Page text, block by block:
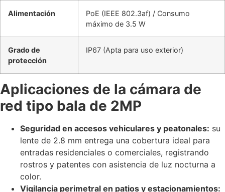
Alimentación
PoE (IEEE 802.3af) / Consumo
máximo de 3.5 W
Grado de
protección
IP67 (Apta para uso exterior)
Aplicaciones de la cámara de
red tipo bala de 2MP
Seguridad en accesos vehiculares y peatonales: su
lente de 2.8 mm entrega una cobertura ideal para
entradas residenciales o comerciales, registrando
rostros y patentes con asistencia de luz nocturna a
color.
Vigilancia perimetral en patios y estacionamientos: